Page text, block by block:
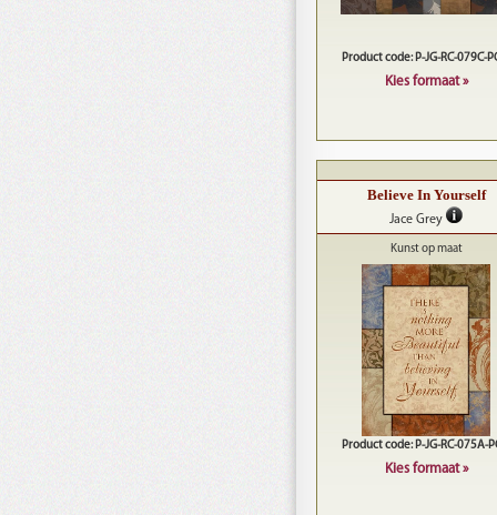
Product code: P-JG-RC-079C-
Kies formaat »
Believe In Yourself
Jace Grey
Kunst op maat
Product code: P-JG-RC-075A-
Kies formaat »